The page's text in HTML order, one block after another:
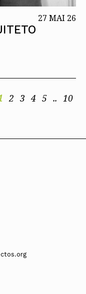
27 MAI 26
2 3 4 5 .. 10